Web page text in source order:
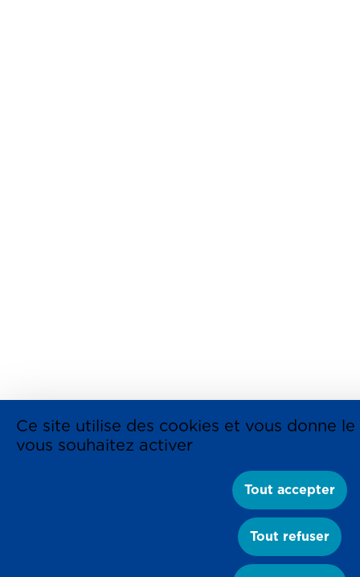
Ce site utilise des cookies et vous donne
vous souhaitez activer
Tout accepter
Tout refuser